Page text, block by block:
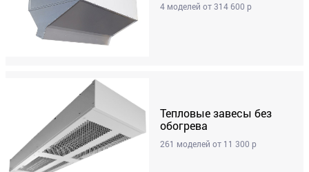
4 моделей от 314 600 р
Тепловые завесы без
обогрева
261 моделей от 11 300 р